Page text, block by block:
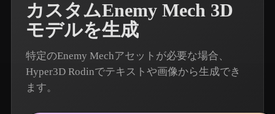
カスタムEnemy Mech 3D
モデルを生成
特定のEnemy Mechアセットが必要な場合、
Hyper3D Rodinでテキストや画像から生成でき
ます。